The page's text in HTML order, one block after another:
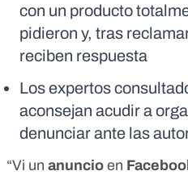
con un producto
pidieron y, tras
reciben respuesta
Los expertos
aconsejan acudir a
denunciar ante las
“Vi un anuncio en